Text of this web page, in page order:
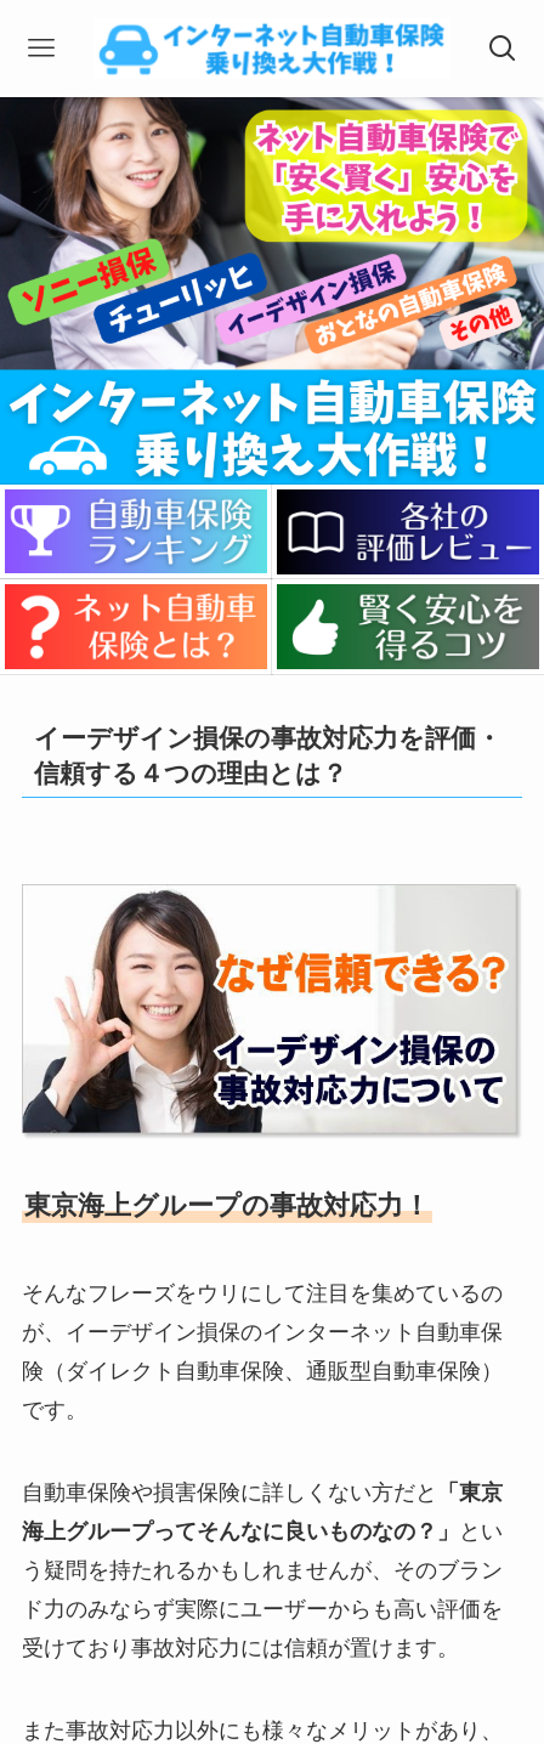
イーデザイン損保の事故対応力を評価・
信頼する４つの理由とは？
東京海上グループの事故対応力！
そんなフレーズをウリにして注目を集めているの
が、イーデザイン損保のインターネット自動車保
険（ダイレクト自動車保険、通販型自動車保険）
です。
自動車保険や損害保険に詳しくない方だと
「東京
海上グループってそんなに良いものなの？」
とい
う疑問を持たれるかもしれませんが、そのブラン
ド力のみならず実際にユーザーからも高い評価を
受けており事故対応力には信頼が置けます。
また事故対応力以外にも様々なメリットがあり、